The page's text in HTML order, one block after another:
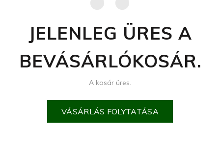
JELENLEG ÜRES A
BEVÁSÁRLÓKOSÁR.
A kosár üres.
VÁSÁRLÁS FOLYTATÁSA